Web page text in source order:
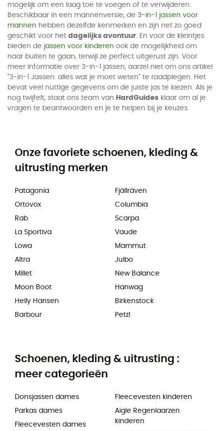
mogelijk om een laag toe te voegen of te verwijderen.
Beschikbaar in een mannenversie, de 3-in-1 jassen voor
mannen hebben dezelfde kenmerken en zijn net zo goed
geschikt voor het dagelijks avontuur. En voor de kleintjes
bieden de jassen voor kinderen ook de mogelijkheid om
naar buiten te gaan, terwijl ze perfect uitgerust zijn. Voor
meer informatie over 3-in-1 jassen, aarzel niet om ons artikel
"3-in-1 Jassen: alles wat je moet weten" te raadplegen. Het
bevat veel nuttige gegevens om de juiste jas te kiezen. Als je
nog twijfelt, staat ons team van HardGuides klaar om al je
vragen te beantwoorden en je te helpen bij je keuzes.
Onze favoriete schoenen, kleding &
uitrusting merken
Patagonia
Ortovox
Rab
La Sportiva
Lowa
Altra
Millet
Moon Boot
Helly Hansen
Barbour
Fjällräven
Columbia
Scarpa
Vaude
Mammut
Julbo
New Balance
Hanwag
Birkenstock
Petzl
Schoenen, kleding & uitrusting :
meer categorieën
Donsjassen dames
Parkas dames
Fleecevesten dames
Fleecevesten kinderen
Aigle Regenlaarzen
kinderen